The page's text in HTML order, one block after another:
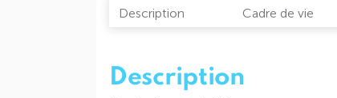
Description Cadre de vie
Description